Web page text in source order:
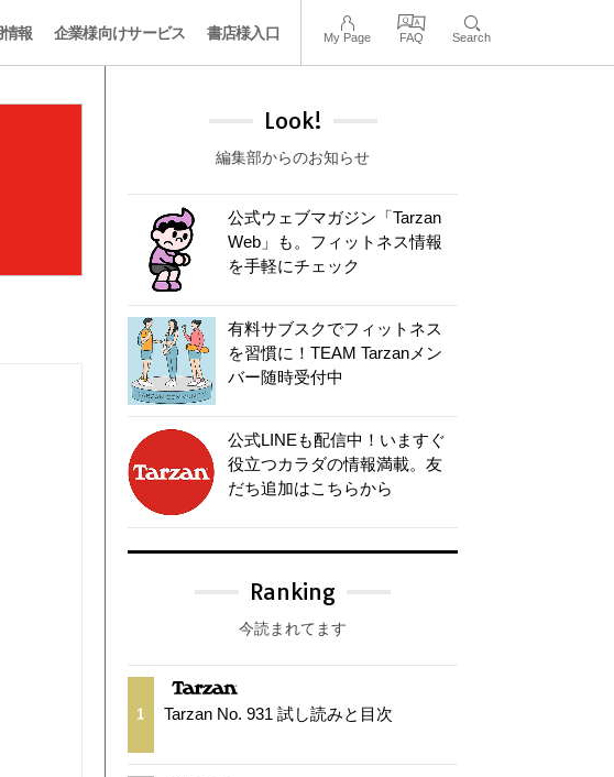
情報 企業様向けサービス 書店様入口 My Page FAQ Search
Look!
編集部からのお知らせ
公式ウェブマガジン「Tarzan
Web」も。フィットネス情報
を手軽にチェック
有料サブスクでフィットネス
を習慣に！TEAM Tarzanメン
バー随時受付中
公式LINEも配信中！いますぐ
役立つカラダの情報満載。友
だち追加はこちらから
Ranking
今読まれてます
1 Tarzan No. 931 試し読みと目次